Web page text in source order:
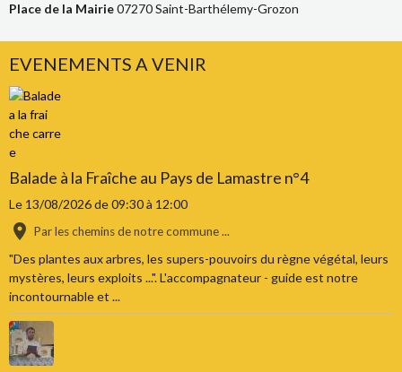
Place de la Mairie07270 Saint-Barthélemy-Grozon
EVENEMENTS A VENIR
Balade à la Fraîche au Pays de Lamastre n°4
Le 13/08/2026de 09:30à 12:00
Par les chemins de notre commune ...
"Des plantes aux arbres, les supers-pouvoirs du règne végétal, leurs
mystères, leurs exploits ...". L'accompagnateur - guide est notre
incontournable et ...